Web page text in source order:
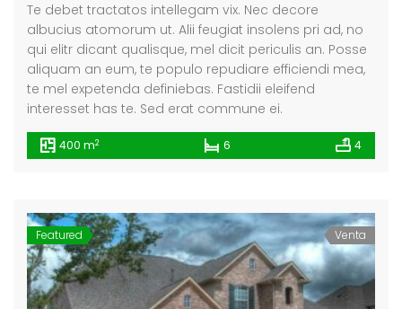
Te debet tractatos intellegam vix. Nec decore
albucius atomorum ut. Alii feugiat insolens pri ad, no
qui elitr dicant qualisque, mel dicit periculis an. Posse
aliquam an eum, te populo repudiare efficiendi mea,
te mel expetenda definiebas. Fastidii eleifend
interesset has te. Sed erat commune ei.
400 m2 6 4
Featured Venta